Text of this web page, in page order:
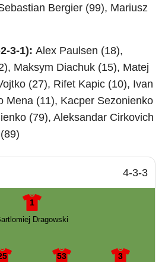
Bergier (99), Mariusz
3-1): Alex Paulsen (18),
Maksym Diachuk (15), Matej
(27), Rifet Kapic (10), Ivan
Mena (11), Kacper Sezonienko
(79), Aleksandar Cirkovich
4-3-3
1
Dragowski
53
3